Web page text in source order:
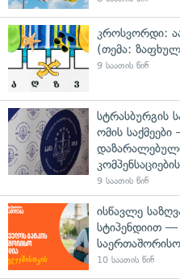
კროსვორდი:
(თემა:
9 საათის წინ
სტრასბურგის
ომის
9 საათის წინ
ისწავლე
სტიპენდიით —
10 საათის წინ